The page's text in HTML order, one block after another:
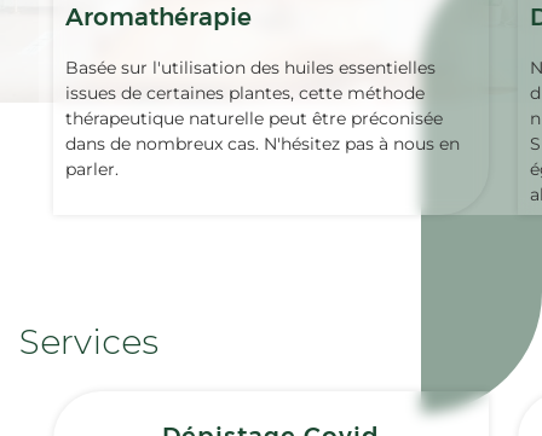
Aromathérapie
Basée sur l'utilisation des huiles essentielles
issues de certaines plantes, cette méthode
thérapeutique naturelle peut être préconisée
dans de nombreux cas. N'hésitez pas à nous en
parler.
Services